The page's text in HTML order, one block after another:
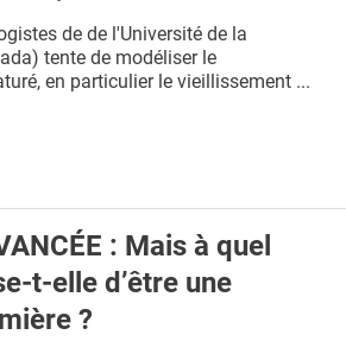
de de l'Université de la
tente de modéliser le
en particulier le vieillissement ...
: Mais à quel
t-elle d’être une
?